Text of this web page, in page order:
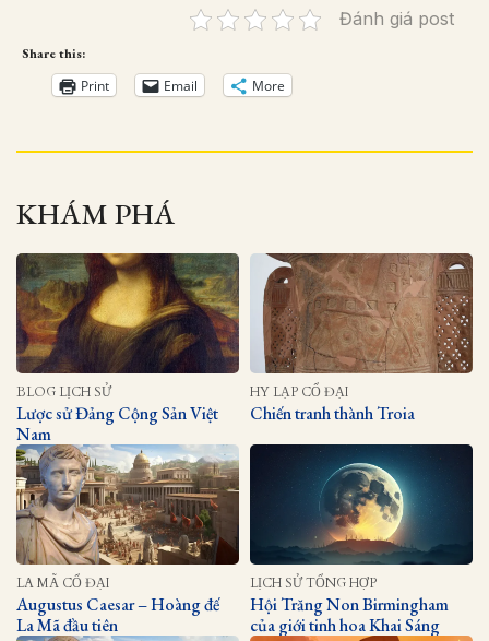
Đánh giá post
Share this:
Print Email More
KHÁM PHÁ
BLOG LỊCH SỬ
Lược sử Đảng Cộng Sản Việt
Nam
HY LẠP CỔ ĐẠI
Chiến tranh thành Troia
LA MÃ CỔ ĐẠI
Augustus Caesar – Hoàng đế
La Mã đầu tiên
LỊCH SỬ TỔNG HỢP
Hội Trăng Non Birmingham
của giới tinh hoa Khai Sáng